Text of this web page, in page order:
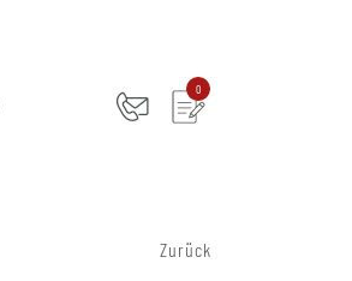
0
Zurück